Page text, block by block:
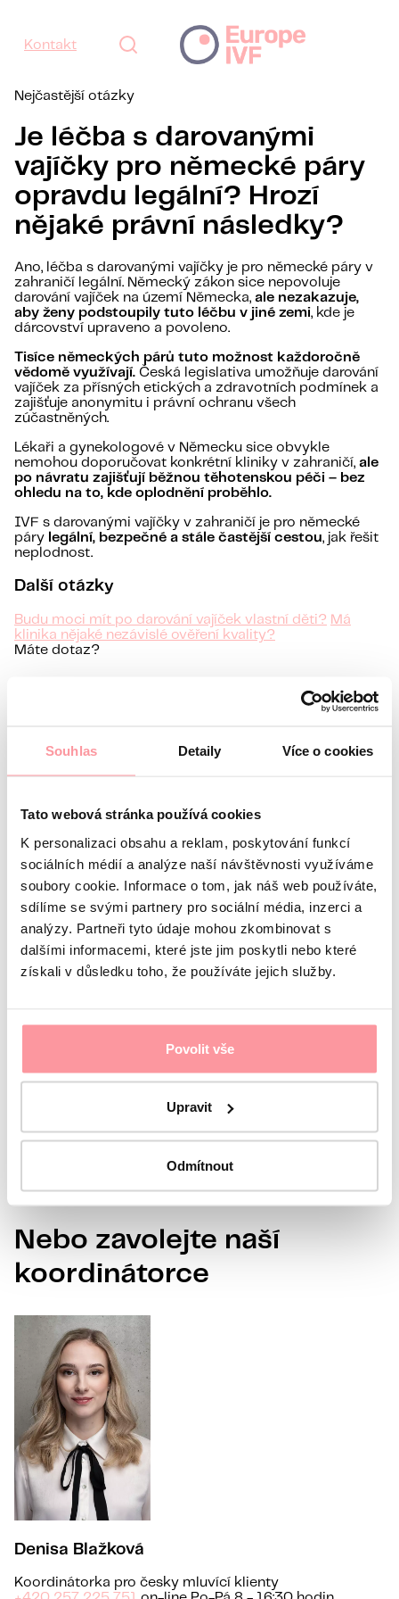
Souhlas Detaily Více o cookies
Tato webová stránka používá cookies
K personalizaci obsahu a reklam, poskytování funkcí
sociálních médií a analýze naší návštěvnosti využíváme
soubory cookie. Informace o tom, jak náš web používáte,
sdílíme se svými partnery pro sociální média, inzerci a
analýzy. Partneři tyto údaje mohou zkombinovat s
dalšími informacemi, které jste jim poskytli nebo které
získali v důsledku toho, že používáte jejich služby.
Povolit vše
Upravit
Odmítnout
Kontakt
Nejčastější otázky
Je léčba s darovanými
vajíčky pro německé páry
opravdu legální? Hrozí
nějaké právní následky?
Ano, léčba s darovanými vajíčky je pro německé páry v
zahraničí legální. Německý zákon sice nepovoluje
darování vajíček na území Německa, ale nezakazuje,
aby ženy podstoupily tuto léčbu v jiné zemi, kde je
dárcovství upraveno a povoleno.
Tisíce německých párů tuto možnost každoročně
vědomě využívají. Česká legislativa umožňuje darování
vajíček za přísných etických a zdravotních podmínek a
zajišťuje anonymitu i právní ochranu všech
zúčastněných.
Lékaři a gynekologové v Německu sice obvykle
nemohou doporučovat konkrétní kliniky v zahraničí, ale
po návratu zajišťují běžnou těhotenskou péči – bez
ohledu na to, kde oplodnění proběhlo.
IVF s darovanými vajíčky v zahraničí je pro německé
páry legální, bezpečné a stále častější cestou, jak řešit
neplodnost.
Další otázky
Budu moci mít po darování vajíček vlastní děti? Má
klinika nějaké nezávislé ověření kvality?
Máte dotaz?
Informace o vás
Příjmení
E-mail
Jazyk komunikace
Mám zájem o
nebojte se zeptat na cokoliv
Veškerá komunikace je šifrována pomocí SSL a řídí
Souhlasím sochranou osobních údajů
Bez vašeho
souhlasu nelze formulář odeslat
Nebo zavolejte naší
koordinátorce
Denisa Blažková
Koordinátorka pro česky mluvící klienty